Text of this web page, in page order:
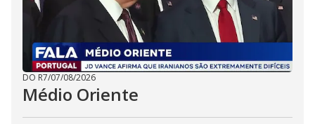
DO R7/07/08/2026
Médio Oriente